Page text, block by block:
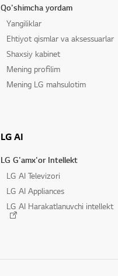
Qo'shimcha yordam
Yangiliklar
Ehtiyot qismlar va aksessuarlar
Shaxsiy kabinet
Mening profilim
Mening LG mahsulotim
LG AI
LG G'amx'or Intellekt
LG AI Televizori
LG AI Appliances
LG AI Harakatlanuvchi intellekt